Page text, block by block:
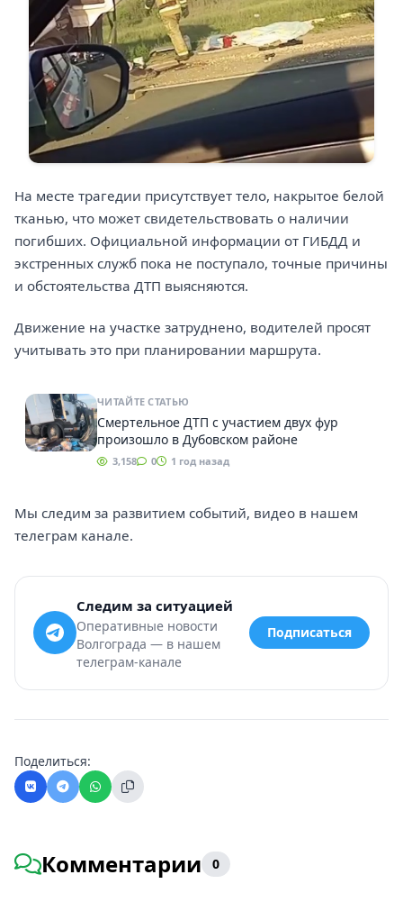
На месте трагедии присутствует тело, накрытое белой
тканью, что может свидетельствовать о наличии
погибших. Официальной информации от ГИБДД и
экстренных служб пока не поступало, точные причины
и обстоятельства ДТП выясняются.
Движение на участке затруднено, водителей просят
учитывать это при планировании маршрута.
ЧИТАЙТЕ СТАТЬЮ
Смертельное ДТП с участием двух фур
произошло в Дубовском районе
3,158 0 1 год назад
Мы следим за развитием событий, видео в нашем
телеграм канале.
Следим за ситуацией
Оперативные новости
Волгограда — в нашем
телеграм-канале
Подписаться
Поделиться:
Комментарии 0